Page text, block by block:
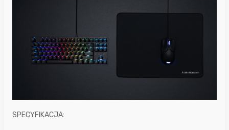
SPECYFIKACJA: